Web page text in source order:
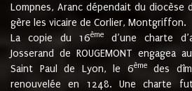
Lompnes, Aranc dépendait du diocèse
gère les vicaire de Corlier, Montgriffon.
La copie du 16ème
d’une charte
Josserand de ROUGEMONT engagea
Saint Paul de Lyon, le 6èmedes
renouvelée en 1248. Une charte